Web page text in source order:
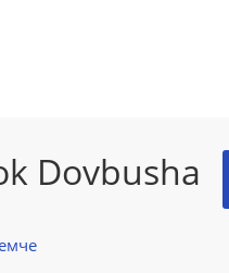
Dovbusha